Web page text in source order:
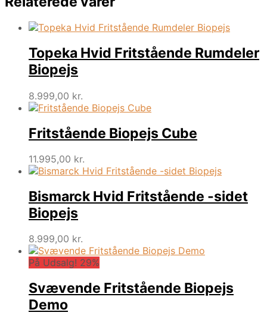
Topeka Hvid Fritstående Rumdeler
Biopejs
8.999,00 kr.
Fritstående Biopejs Cube
11.995,00 kr.
Bismarck Hvid Fritstående -sidet
Biopejs
8.999,00 kr.
På Udsalg! 29%
Svævende Fritstående Biopejs
Demo